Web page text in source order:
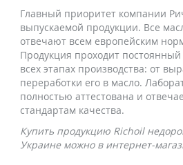
Главный приоритет компании
выпускаемой продукции. Все
отвечают всем европейским
Продукция проходит постоянный
всех этапах производства: от
переработки его в масло.
полностью аттестована и
стандартам качества.
Купить продукцию Richoil
Украине можно в интернет-